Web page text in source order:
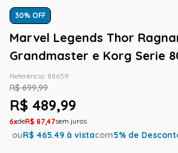
30% OFF
Marvel Legends Thor
Grandmaster e Korg Serie
Referência: 88659
R$ 699,99
R$ 489,99
6 R$ 87,47
ouR$ 465.49 à vistacom5% de